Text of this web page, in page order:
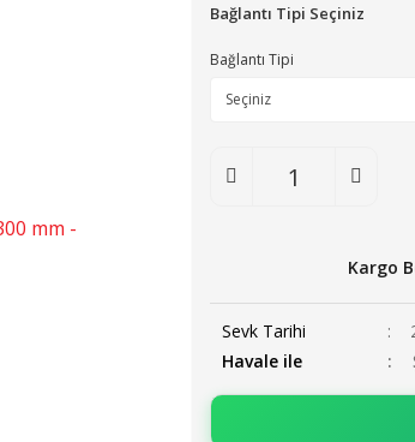
Bağlantı Tipi Seçiniz
Bağlantı Tipi
Kargo
Sevk Tarihi
Havale ile